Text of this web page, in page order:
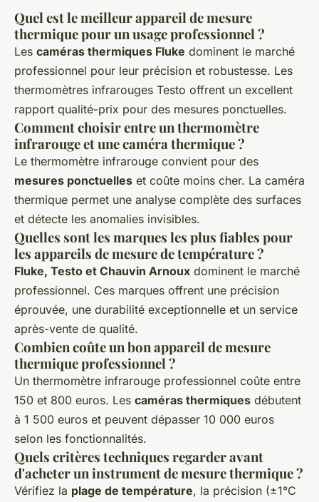
Quel est le meilleur appareil de mesure
thermique pour un usage professionnel ?
Les caméras thermiques Fluke dominent le marché
professionnel pour leur précision et robustesse. Les
thermomètres infrarouges Testo offrent un excellent
rapport qualité-prix pour des mesures ponctuelles.
Comment choisir entre un thermomètre
infrarouge et une caméra thermique ?
Le thermomètre infrarouge convient pour des
mesures ponctuelles et coûte moins cher. La caméra
thermique permet une analyse complète des surfaces
et détecte les anomalies invisibles.
Quelles sont les marques les plus fiables pour
les appareils de mesure de température ?
Fluke, Testo et Chauvin Arnoux dominent le marché
professionnel. Ces marques offrent une précision
éprouvée, une durabilité exceptionnelle et un service
après-vente de qualité.
Combien coûte un bon appareil de mesure
thermique professionnel ?
Un thermomètre infrarouge professionnel coûte entre
150 et 800 euros. Les caméras thermiques débutent
à 1 500 euros et peuvent dépasser 10 000 euros
selon les fonctionnalités.
Quels critères techniques regarder avant
d'acheter un instrument de mesure thermique ?
Vérifiez la plage de température, la précision (±1°C